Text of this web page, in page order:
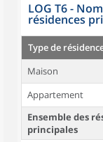
LOG T6 -
résidences
Type de
Maison
Appartement
Ensemble des
principales